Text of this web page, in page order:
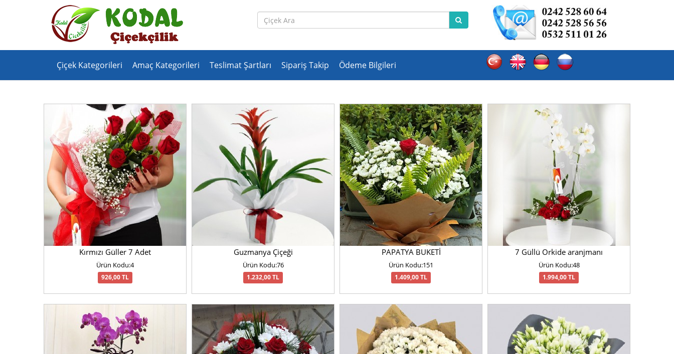
Çiçek Kategorileri Amaç Kategorileri Teslimat Şartları Sipariş Takip Ödeme Bilgileri
Kırmızı Güller 7 Adet
Ürün Kodu:4
926,00 TL
Guzmanya Çiçeği
Ürün Kodu:76
1.232,00 TL
PAPATYA BUKETİ
Ürün Kodu:151
1.409,00 TL
7 Güllü Orkide aranjmanı
Ürün Kodu:48
1.994,00 TL